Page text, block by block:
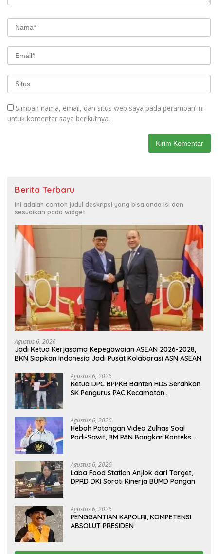
Simpan nama, email, dan situs web saya pada peramban ini
untuk komentar saya berikutnya.
Berita Terbaru
Ini adalah contoh judul deskripsi yang bisa anda isi dan
sesuaikan pada widget
Agustus 6, 2026
Jadi Ketua Kerjasama Kepegawaian ASEAN 2026-2028,
BKN Siapkan Indonesia Jadi Pusat Kolaborasi ASN ASEAN
Agustus 6, 2026
Ketua DPC BPPKB Banten HDS Serahkan
SK Pengurus PAC Kecamatan
Agustus 6, 2026
Heboh Potongan Video Zulhas Soal
Padi-Sawit, BM PAN Bongkar Konteks
Agustus 6, 2026
Laba Food Station Anjlok dari Target,
DPRD DKI Soroti Kinerja BUMD Pangan
Agustus 6, 2026
PENGGANTIAN KAPOLRI, KOMPETENSI
ABSOLUT PRESIDEN